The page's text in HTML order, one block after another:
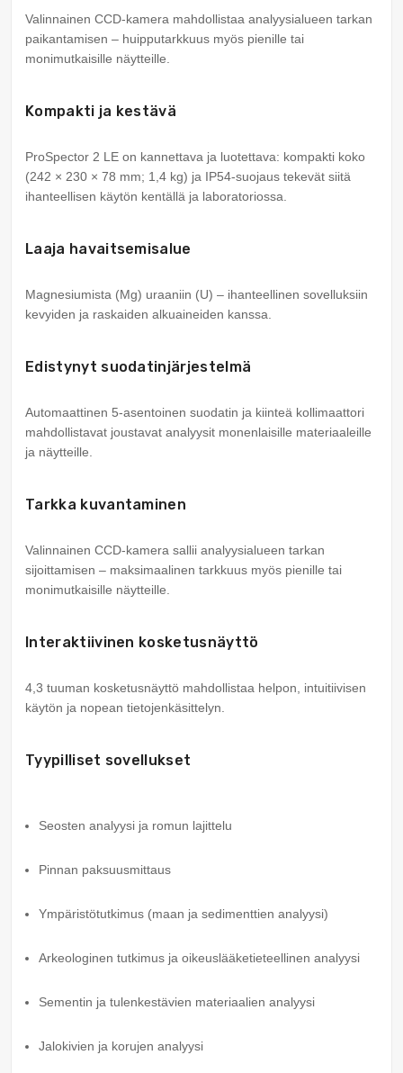
Valinnainen CCD-kamera mahdollistaa analyysialueen tarkan
paikantamisen – huipputarkkuus myös pienille tai
monimutkaisille näytteille.
Kompakti ja kestävä
ProSpector 2 LE on kannettava ja luotettava: kompakti koko
(242 × 230 × 78 mm; 1,4 kg) ja IP54-suojaus tekevät siitä
ihanteellisen käytön kentällä ja laboratoriossa.
Laaja havaitsemisalue
Magnesiumista (Mg) uraaniin (U) – ihanteellinen sovelluksiin
kevyiden ja raskaiden alkuaineiden kanssa.
Edistynyt suodatinjärjestelmä
Automaattinen 5-asentoinen suodatin ja kiinteä kollimaattori
mahdollistavat joustavat analyysit monenlaisille materiaaleille
ja näytteille.
Tarkka kuvantaminen
Valinnainen CCD-kamera sallii analyysialueen tarkan
sijoittamisen – maksimaalinen tarkkuus myös pienille tai
monimutkaisille näytteille.
Interaktiivinen kosketusnäyttö
4,3 tuuman kosketusnäyttö mahdollistaa helpon, intuitiivisen
käytön ja nopean tietojenkäsittelyn.
Tyypilliset sovellukset
Seosten analyysi ja romun lajittelu
Pinnan paksuusmittaus
Ympäristötutkimus (maan ja sedimenttien analyysi)
Arkeologinen tutkimus ja oikeuslääketieteellinen analyysi
Sementin ja tulenkestävien materiaalien analyysi
Jalokivien ja korujen analyysi